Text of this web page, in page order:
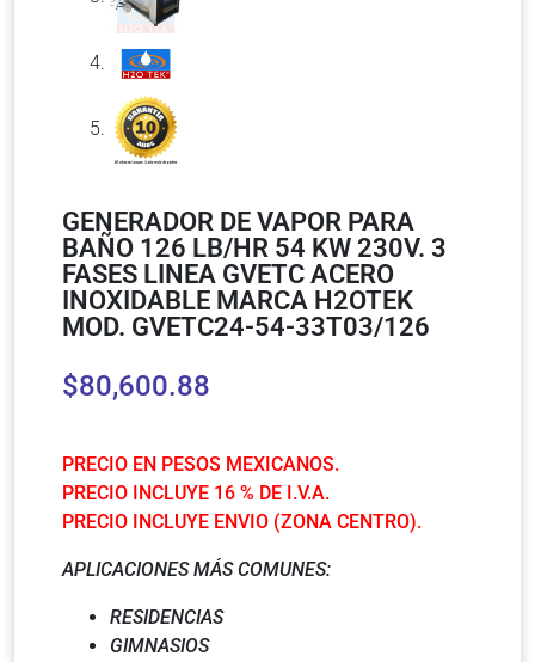
GENERADOR DE VAPOR PARA
BAÑO 126 LB/HR 54 KW 230V. 3
FASES LINEA GVETC ACERO
INOXIDABLE MARCA H2OTEK
MOD. GVETC24-54-33T03/126
$80,600.88
PRECIO EN PESOS MEXICANOS.
PRECIO INCLUYE 16 % DE I.V.A.
PRECIO INCLUYE ENVIO (ZONA CENTRO).
APLICACIONES MÁS COMUNES:
RESIDENCIAS
GIMNASIOS